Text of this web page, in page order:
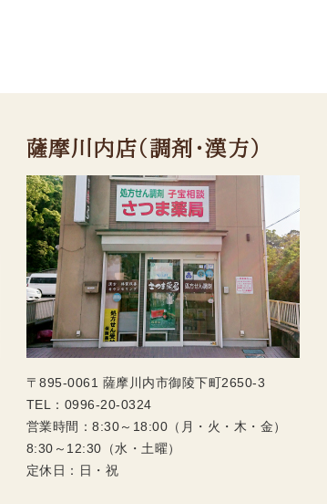
薩摩川内店（調剤・漢方）
〒895-0061 薩摩川内市御陵下町2650-3
TEL： 0996-20-0324
営業時間：8:30～18:00（月・火・木・金）
8:30～12:30（水・土曜）
定休日：日・祝